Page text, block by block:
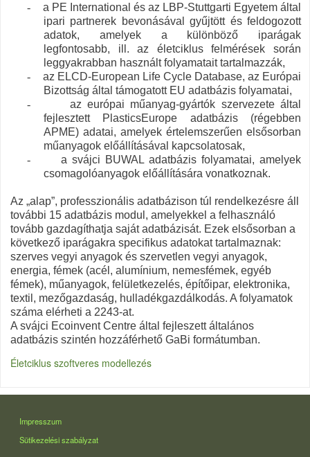
-
a PE International és az LBP-Stuttgarti Egyetem által
ipari partnerek bevonásával gyűjtött és feldogozott
adatok, amelyek a különböző iparágak
legfontosabb, ill. az életciklus felmérések során
leggyakrabban használt folyamatait tartalmazzák,
-
az ELCD-European Life Cycle Database, az Európai
Bizottság által támogatott EU adatbázis folyamatai,
-
az európai műanyag-gyártók szervezete által
fejlesztett PlasticsEurope adatbázis (régebben
APME) adatai, amelyek értelemszerűen elsősorban
műanyagok előállításával kapcsolatosak,
-
a svájci BUWAL adatbázis folyamatai, amelyek
csomagolóanyagok előállítására vonatkoznak.
Az „alap”, professzionális adatbázison túl rendelkezésre áll
további 15 adatbázis modul , amelyekkel a felhasználó
tovább gazdagíthatja saját adatbázisát. Ezek elsősorban a
következő iparágakra specifikus adatokat tartalmaznak:
szerves vegyi anyagok és szervetlen vegyi anyagok,
energia, fémek (acél, alumínium, nemesfémek, egyéb
fémek), műanyagok, felületkezelés, építőipar, elektronika,
textil, mezőgazdaság, hulladékgazdálkodás. A folyamatok
száma elérheti a 2243-at.
A svájci EcoinventCentre által fejleszett általános
adatbázis szintén hozzáférhető GaBi formátumban.
Életciklus szoftveres modellezés
LÁBLÉC
Impresszum
Sütikezelési szabályzat